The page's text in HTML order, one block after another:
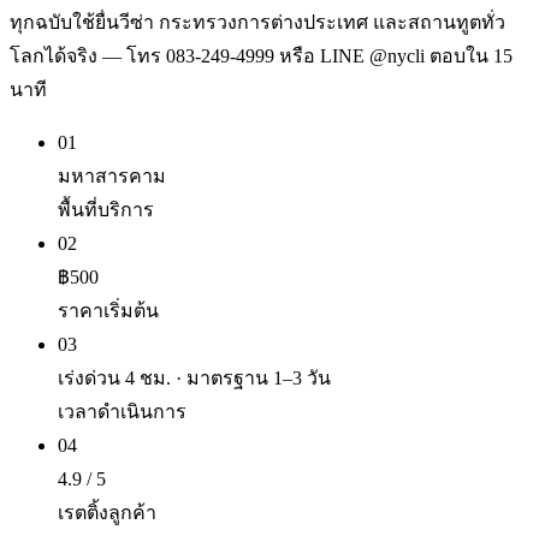
ทุกฉบับใช้ยื่นวีซ่า กระทรวงการต่างประเทศ และสถานทูตทั่ว
โลกได้จริง — โทร 083-249-4999 หรือ LINE @nycli ตอบใน 15
นาที
01
มหาสารคาม
พื้นที่บริการ
02
฿500
ราคาเริ่มต้น
03
เร่งด่วน 4 ชม. · มาตรฐาน 1–3 วัน
เวลาดำเนินการ
04
4.9 / 5
เรตติ้งลูกค้า